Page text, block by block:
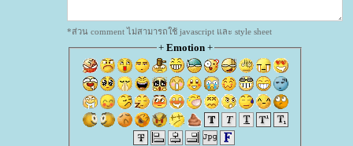
*ส่วน comment ไม่สามารถใช้ javascript และ style sheet
+ Emotion+